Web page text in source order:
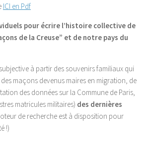
ICI en Pdf
pour écrire l’histoire collective de
de la Creuse” et de notre pays du
à partir des souvenirs familiaux qui
maçons devenus maires en migration, de
des données sur la Commune de Paris,
matricules militaires) des dernières
de recherche est à disposition pour
!)